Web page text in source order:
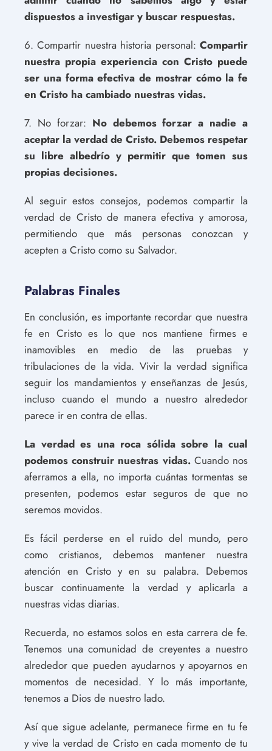
dispuestos a investigar y buscar respuestas.
6. Compartir nuestra historia personal: Compartir
nuestra propia experiencia con Cristo puede
ser una forma efectiva de mostrar cómo la fe
en Cristo ha cambiado nuestras vidas.
7. No forzar: No debemos forzar a nadie a
aceptar la verdad de Cristo. Debemos respetar
su libre albedrío y permitir que tomen sus
propias decisiones.
Al seguir estos consejos, podemos compartir la
verdad de Cristo de manera efectiva y amorosa,
permitiendo que más personas conozcan y
acepten a Cristo como su Salvador.
Palabras Finales
En conclusión, es importante recordar que nuestra
fe en Cristo es lo que nos mantiene firmes e
inamovibles en medio de las pruebas y
tribulaciones de la vida. Vivir la verdad significa
seguir los mandamientos y enseñanzas de Jesús,
incluso cuando el mundo a nuestro alrededor
parece ir en contra de ellas.
La verdad es una roca sólida sobre la cual
podemos construir nuestras vidas.Cuando nos
aferramos a ella, no importa cuántas tormentas se
presenten, podemos estar seguros de que no
seremos movidos.
Es fácil perderse en el ruido del mundo, pero
como cristianos, debemos mantener nuestra
atención en Cristo y en su palabra. Debemos
buscar continuamente la verdad y aplicarla a
nuestras vidas diarias.
Recuerda, no estamos solos en esta carrera de fe.
Tenemos una comunidad de creyentes a nuestro
alrededor que pueden ayudarnos y apoyarnos en
momentos de necesidad. Y lo más importante,
tenemos a Dios de nuestro lado.
Así que sigue adelante, permanece firme en tu fe
y vive la verdad de Cristo en cada momento de tu